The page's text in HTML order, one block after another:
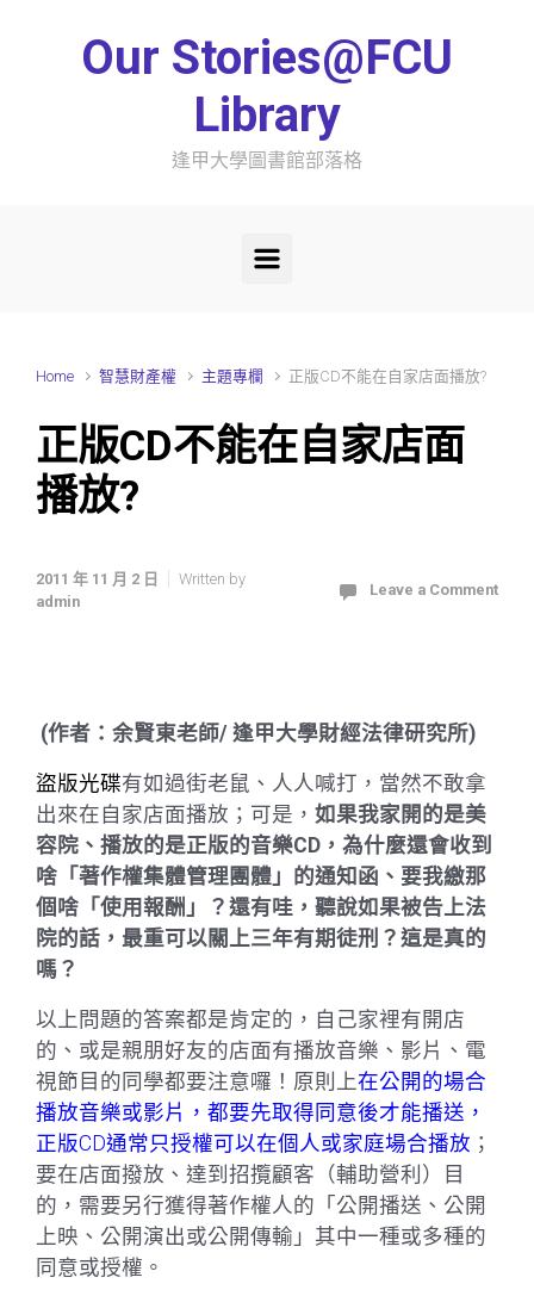
Our Stories@FCU
Library
逢甲大學圖書館部落格
Home 智慧財產權 主題專欄 正版CD不能在自家店面播放?
正版CD不能在自家店面
播放?
2011 年 11 月 2 日
Written by
admin
Leave a Comment
(作者：余賢東老師/ 逢甲大學財經法律研究所)
盜版光碟有如過街老鼠、人人喊打，當然不敢拿
出來在自家店面播放；可是， 如果我家開的是美
容院、播放的是正版的音樂CD，為什麼還會收到
啥「著作權集體管理團體」的通知函、要我繳那
個啥「使用報酬」？還有哇，聽說如果被告上法
院的話，最重可以關上三年有期徒刑？這是真的
嗎？
以上問題的答案都是肯定的，自己家裡有開店
的、或是親朋好友的店面有播放音樂、影片、電
視節目的同學都要注意囉！原則上在公開的場合
播放音樂或影片，都要先取得同意後才能播送 ，
正版CD通常只授權可以在個人或家庭場合播放 ；
要在店面撥放、達到招攬顧客（輔助營利）目
的，需要另行獲得著作權人的「公開播送、公開
上映、公開演出或公開傳輸」其中一種或多種的
同意或授權。